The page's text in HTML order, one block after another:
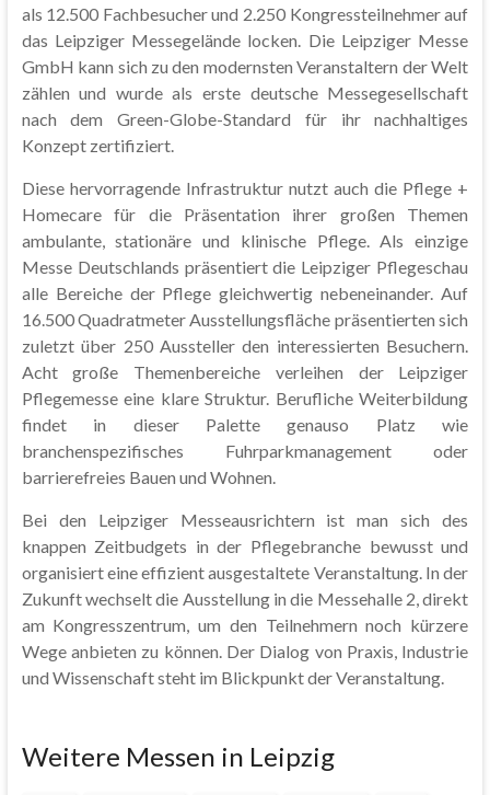
als 12.500 Fachbesucher und 2.250 Kongressteilnehmer auf
das Leipziger Messegelände locken. Die Leipziger Messe
GmbH kann sich zu den modernsten Veranstaltern der Welt
zählen und wurde als erste deutsche Messegesellschaft
nach dem Green-Globe-Standard für ihr nachhaltiges
Konzept zertifiziert.
Diese hervorragende Infrastruktur nutzt auch die Pflege +
Homecare für die Präsentation ihrer großen Themen
ambulante, stationäre und klinische Pflege. Als einzige
Messe Deutschlands präsentiert die Leipziger Pflegeschau
alle Bereiche der Pflege gleichwertig nebeneinander. Auf
16.500 Quadratmeter Ausstellungsfläche präsentierten sich
zuletzt über 250 Aussteller den interessierten Besuchern.
Acht große Themenbereiche verleihen der Leipziger
Pflegemesse eine klare Struktur. Berufliche Weiterbildung
findet in dieser Palette genauso Platz wie
branchenspezifisches Fuhrparkmanagement oder
barrierefreies Bauen und Wohnen.
Bei den Leipziger Messeausrichtern ist man sich des
knappen Zeitbudgets in der Pflegebranche bewusst und
organisiert eine effizient ausgestaltete Veranstaltung. In der
Zukunft wechselt die Ausstellung in die Messehalle 2, direkt
am Kongresszentrum, um den Teilnehmern noch kürzere
Wege anbieten zu können. Der Dialog von Praxis, Industrie
und Wissenschaft steht im Blickpunkt der Veranstaltung.
Weitere Messen in Leipzig